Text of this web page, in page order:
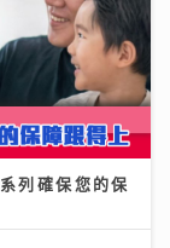
列確保您的保